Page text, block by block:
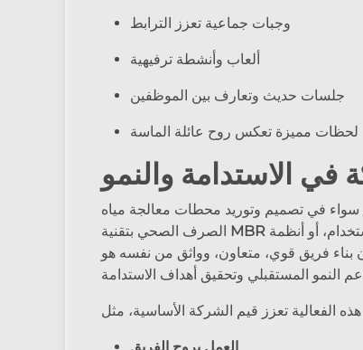
وجبات جماعية تعزز الترابط
ألعاب وأنشطة ترفيهية
جلسات حديث وتعارف بين الموظفين
لحظات مميزة تعكس روح عائلة الماسة
في الاستدامة والنمو
سواء في تصميم وتوريد محطات معالجة مياه
MBR
بناء فريق قوي، متعاون، وواثق من نفسه هو